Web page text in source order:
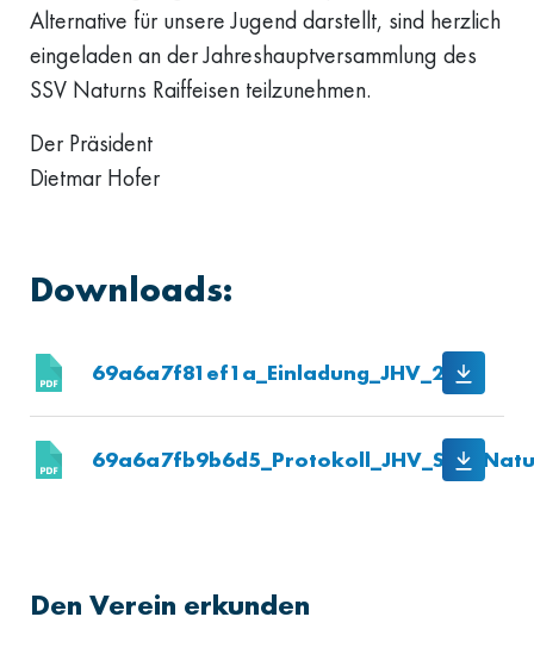
Alternative für unsere Jugend darstellt, sind herzlich
eingeladen an der Jahreshauptversammlung des
SSV Naturns Raiffeisen teilzunehmen.
Der Präsident
Dietmar Hofer
Downloads:
69a6a7f81ef1a_Einladung_JHV_2026
Den Verein erkunden